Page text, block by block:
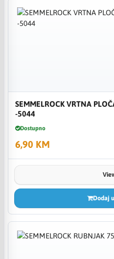
SEMMELROCK VRTNA
-5044
Dostupno
6,90 KM
Dodaj